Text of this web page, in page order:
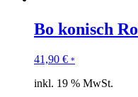
Bo konisch
41,90 € *
inkl. 19 % MwSt.